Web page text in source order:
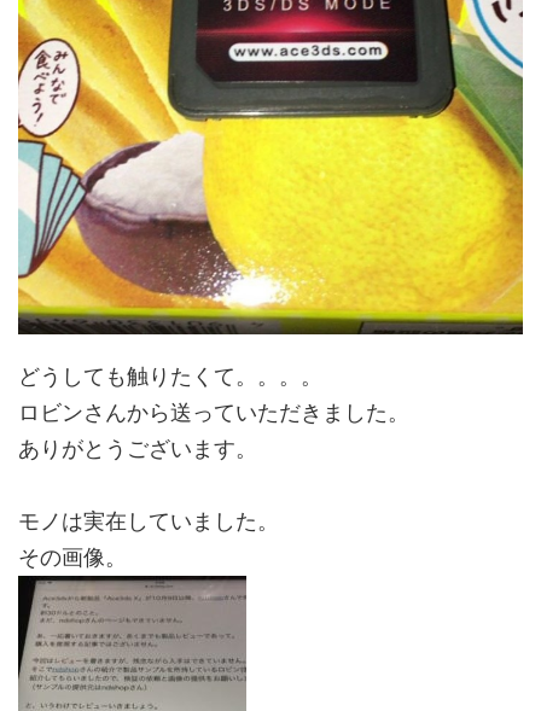
どうしても触りたくて。。。。
ロビンさんから送っていただきました。
ありがとうございます。
モノは実在していました。
その画像。